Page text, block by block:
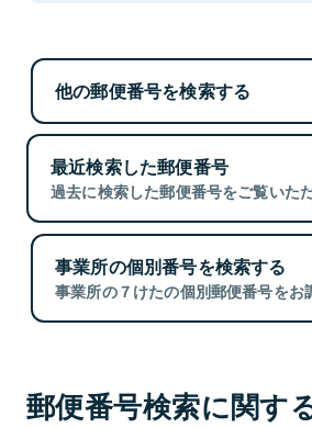
他の郵便番号を検索する
最近検索した郵便番号
過去に検索した郵便番号をご覧いた
事業所の個別番号を検索する
事業所の７けたの個別郵便番号をお
郵便番号検索に関す